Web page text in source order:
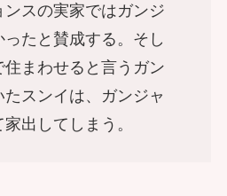
ンスの実家ではガンジ
たと賛成する。そし
住まわせると言うガン
スンイは、ガンジャ
出してしまう。